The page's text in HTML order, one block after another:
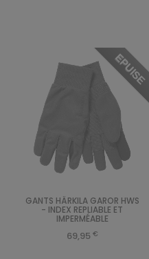
EPUISE
GANTS HÄRKILA GAROR HWS
- INDEX REPLIABLE ET
IMPERMÉABLE
69,95 €